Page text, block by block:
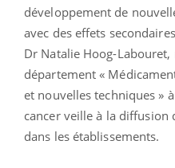
développement de
avec des effets
Dr Natalie Hoog-Labouret,
département «
et nouvelles techniques »
cancer veille à la diffusion
dans les établissements.